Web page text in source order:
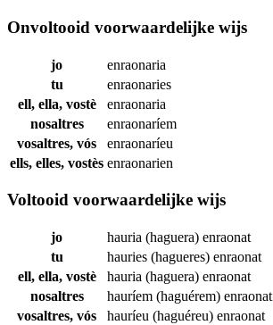
Onvoltooid voorwaardelijke wijs
jo
enraonaria
tu
enraonaries
ell, ella, vostè
enraonaria
nosaltres
enraonaríem
vosaltres, vós
enraonaríeu
ells, elles, vostès enraonarien
Voltooid voorwaardelijke wijs
jo hauria (haguera) enraonat
tu
hauries (hagueres) enraonat
ell, ella, vostè
hauria (haguera) enraonat
nosaltres
hauríem (haguérem) enraonat
vosaltres, vós
hauríeu (haguéreu) enraonat